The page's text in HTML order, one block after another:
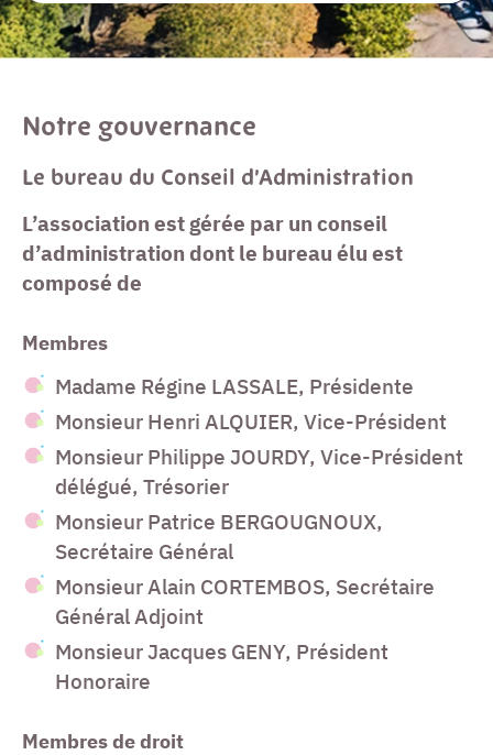
Notre gouvernance
Le bureau du Conseil d’Administration
L’association est gérée par un conseil
d’administration dont le bureau élu est
composé de
Membres
Madame Régine LASSALE, Présidente
Monsieur Henri ALQUIER, Vice-Président
Monsieur Philippe JOURDY, Vice-Président
délégué, Trésorier
Monsieur Patrice BERGOUGNOUX,
Secrétaire Général
Monsieur Alain CORTEMBOS, Secrétaire
Général Adjoint
Monsieur Jacques GENY, Président
Honoraire
Membres de droit